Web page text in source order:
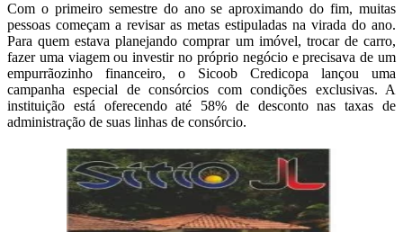
Com o primeiro semestre do ano se aproximando do fim, muitas
pessoas começam a revisar as metas estipuladas na virada do ano.
Para quem estava planejando comprar um imóvel, trocar de carro,
fazer uma viagem ou investir no próprio negócio e precisava de um
empurrãozinho financeiro, o Sicoob Credicopa lançou uma
campanha especial de consórcios com condições exclusivas. A
instituição está oferecendo até 58% de desconto nas taxas de
administração de suas linhas de consórcio.